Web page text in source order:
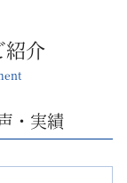
紹介
・実績